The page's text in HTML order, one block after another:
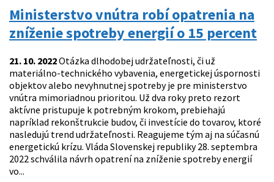
Ministerstvo vnútra robí opatrenia na
zníženie spotreby energií o 15 percent
21. 10. 2022Otázka dlhodobej udržateľnosti, či už
materiálno-technického vybavenia, energetickej úspornosti
objektov alebo nevyhnutnej spotreby je pre ministerstvo
vnútra mimoriadnou prioritou. Už dva roky preto rezort
aktívne pristupuje k potrebným krokom, prebiehajú
napríklad rekonštrukcie budov, či investície do tovarov, ktoré
nasledujú trend udržateľnosti. Reagujeme tým aj na súčasnú
energetickú krízu. Vláda Slovenskej republiky 28. septembra
2022 schválila návrh opatrení na zníženie spotreby energií
vo...